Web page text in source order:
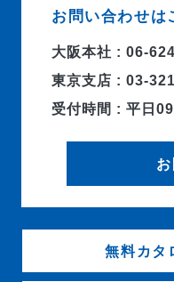
お問い合わせは
大阪本社 : 06-
東京支店 : 03-
受付時間 : 平日
無料カタ